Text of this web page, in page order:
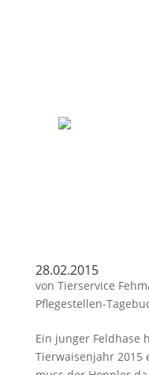
28.02.2015
von Tierservice
Pflegestellen-
Ein junger Feldhase
Tierwaisenjahr